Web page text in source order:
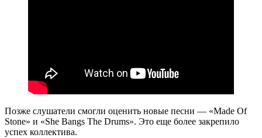
Позже слушатели смогли оценить новые песни — «Made Of
Stone» и «She Bangs The Drums». Это еще более закрепило
успех коллектива.